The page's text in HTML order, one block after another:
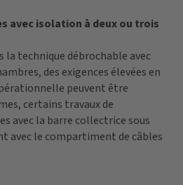
avec isolation à deux ou trois
la technique débrochable avec
des exigences élevées en
peuvent être
certains travaux de
avec la barre collectrice sous
avec le compartiment de câbles